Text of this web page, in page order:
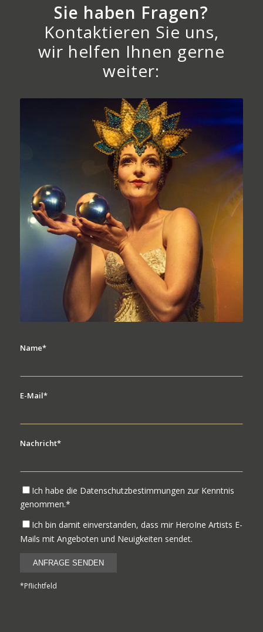
Sie haben Fragen?
Kontaktieren Sie uns,
wir helfen Ihnen gerne
weiter:
Name*
E-Mail*
Nachricht*
Ich habe die Datenschutzbestimmungen zur Kenntnis
genommen.*
Ich bin damit einverstanden, dass mir HeroIne Artists E-
Mails mit Angeboten und Neuigkeiten sendet.
*Pflichtfeld